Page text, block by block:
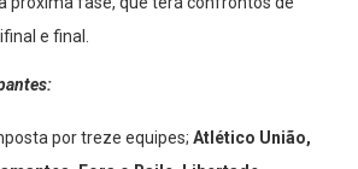
próxima fase, que terá confrontos de
e final.
por treze equipes; Atlético União,